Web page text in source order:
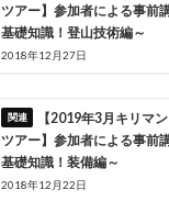
ツアー】参加者による事前
基礎知識！登山技術編～
2018年12月27日
【2019年3月キリマ
ツアー】参加者による事前
基礎知識！装備編～
2018年12月22日